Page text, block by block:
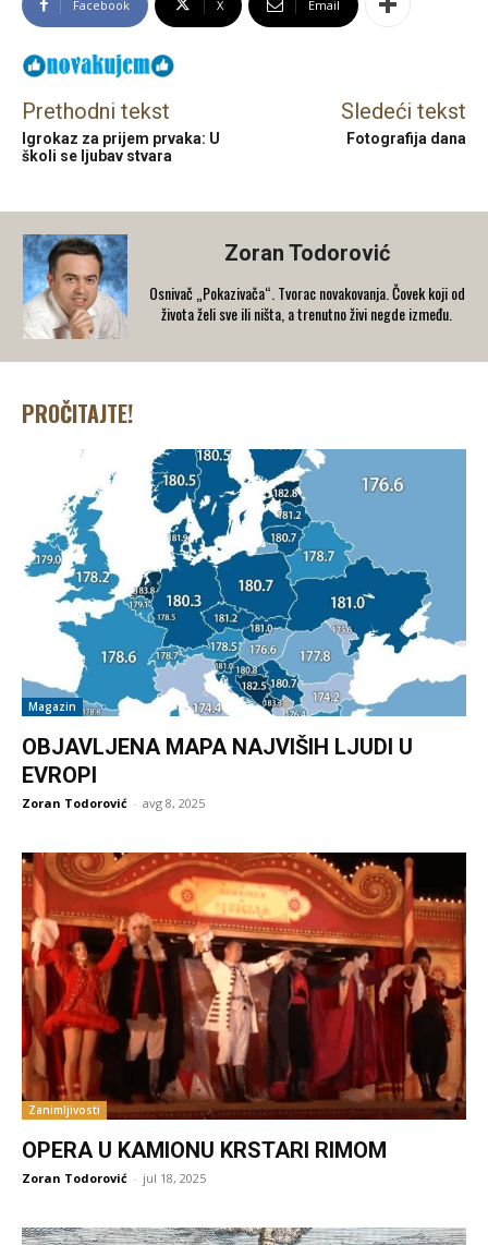
Facebook X Email
Prethodni tekst
Igrokaz za prijem prvaka: U
školi se ljubav stvara
Sledeći tekst
Fotografija dana
Zoran Todorović
Osnivač „Pokazivača“. Tvorac novakovanja. Čovek koji od
života želi sve ili ništa, a trenutno živi negde između.
PROČITAJTE!
Magazin
OBJAVLJENA MAPA NAJVIŠIH LJUDI U
EVROPI
Zoran Todorović - avg 8, 2025
Zanimljivosti
OPERA U KAMIONU KRSTARI RIMOM
Zoran Todorović - jul 18, 2025